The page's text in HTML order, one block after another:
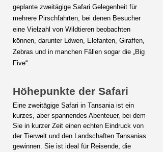
geplante zweitägige Safari Gelegenheit für
mehrere Pirschfahrten, bei denen Besucher
eine Vielzahl von Wildtieren beobachten
können, darunter Löwen, Elefanten, Giraffen,
Zebras und in manchen Fällen sogar die „Big
Five“.
Höhepunkte der Safari
Eine zweitägige Safari in Tansania ist ein
kurzes, aber spannendes Abenteuer, bei dem
Sie in kurzer Zeit einen echten Eindruck von
der Tierwelt und den Landschaften Tansanias
gewinnen. Sie ist ideal für Reisende, die